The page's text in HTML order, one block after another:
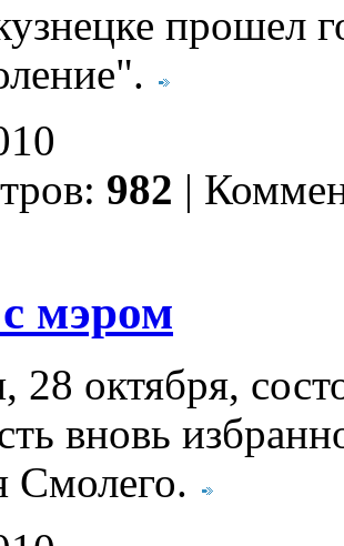
прошел
982 |
мэром
28 октября,
вновь
Смолего.